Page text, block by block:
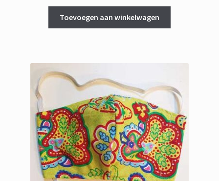
Toevoegen aan winkelwagen